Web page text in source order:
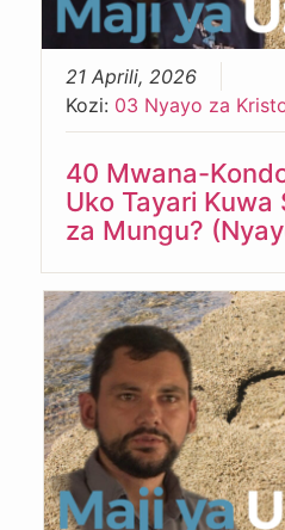
21 Aprili, 2026
Kozi: 03 Nyayo za
40 Mwana-
Uko Tayari Kuwa
za Mungu?